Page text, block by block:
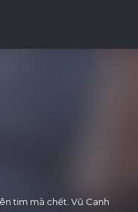
tim mà chết. Vũ Canh